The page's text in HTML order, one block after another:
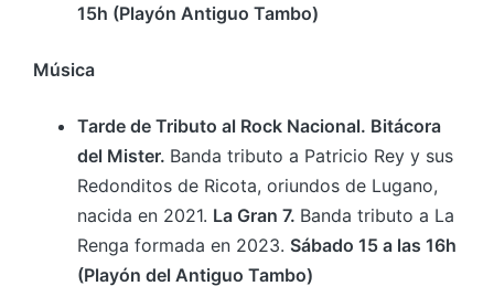
15h (Playón Antiguo Tambo)
Música
Tarde de Tributo al Rock Nacional. Bitácora
del Mister. Banda tributo a Patricio Rey y sus
Redonditos de Ricota, oriundos de Lugano,
nacida en 2021. La Gran 7. Banda tributo a La
Renga formada en 2023. Sábado 15 a las 16h
(Playón del Antiguo Tambo)